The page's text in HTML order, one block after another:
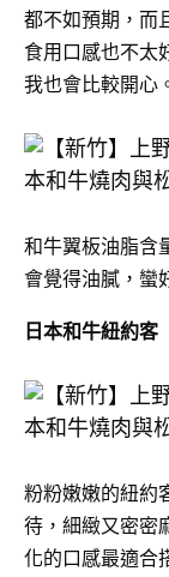
都不如預期，而
食用口感也不太
我也會比較開心
和牛翼板油脂含
會覺得油膩，蠻
日本和牛紐約客
粉粉嫩嫩的紐約
待，細緻又密密
化的口感最適合